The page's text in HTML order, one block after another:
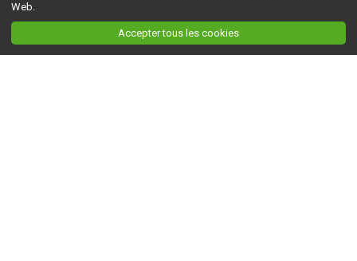
Web.
Accepter tous les cookies